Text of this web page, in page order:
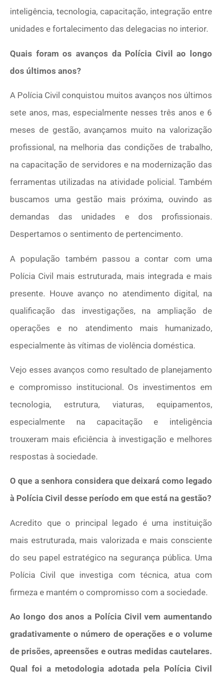
inteligência, tecnologia, capacitação, integração entre
unidades e fortalecimento das delegacias no interior.
Quais foram os avanços da Polícia Civil ao longo
dos últimos anos?
A Polícia Civil conquistou muitos avanços nos últimos
sete anos, mas, especialmente nesses três anos e 6
meses de gestão, avançamos muito na valorização
profissional, na melhoria das condições de trabalho,
na capacitação de servidores e na modernização das
ferramentas utilizadas na atividade policial. Também
buscamos uma gestão mais próxima, ouvindo as
demandas das unidades e dos profissionais.
Despertamos o sentimento de pertencimento.
A população também passou a contar com uma
Polícia Civil mais estruturada, mais integrada e mais
presente. Houve avanço no atendimento digital, na
qualificação das investigações, na ampliação de
operações e no atendimento mais humanizado,
especialmente às vítimas de violência doméstica.
Vejo esses avanços como resultado de planejamento
e compromisso institucional. Os investimentos em
tecnologia, estrutura, viaturas, equipamentos,
especialmente na capacitação e inteligência
trouxeram mais eficiência à investigação e melhores
respostas à sociedade.
O que a senhora considera que deixará como legado
à Polícia Civil desse período em que está na gestão?
Acredito que o principal legado é uma instituição
mais estruturada, mais valorizada e mais consciente
do seu papel estratégico na segurança pública. Uma
Polícia Civil que investiga com técnica, atua com
firmeza e mantém o compromisso com a sociedade.
Ao longo dos anos a Polícia Civil vem aumentando
gradativamente o número de operações e o volume
de prisões, apreensões e outras medidas cautelares.
Qual foi a metodologia adotada pela Polícia Civil